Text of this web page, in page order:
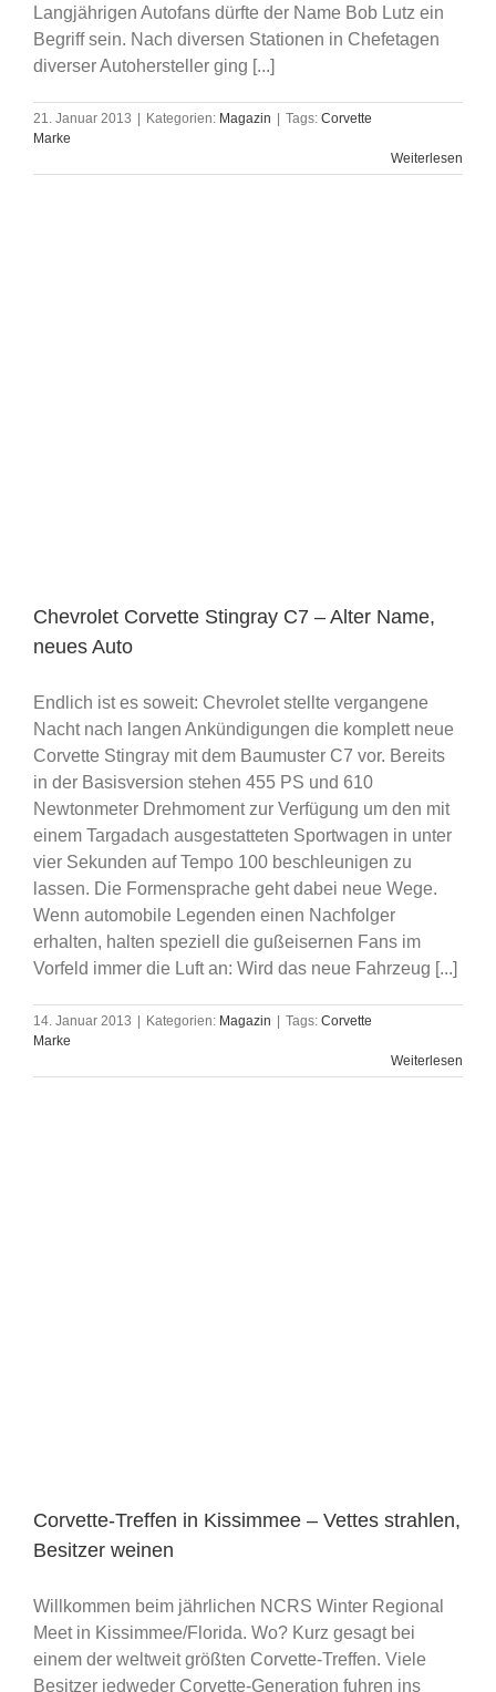
Langjährigen Autofans dürfte der Name Bob Lutz ein
Begriff sein. Nach diversen Stationen in Chefetagen
diverser Autohersteller ging [...]
21. Januar 2013 | Kategorien: Magazin | Tags: Corvette
Marke
Weiterlesen
Chevrolet Corvette Stingray C7 – Alter Name,
neues Auto
Endlich ist es soweit: Chevrolet stellte vergangene
Nacht nach langen Ankündigungen die komplett neue
Corvette Stingray mit dem Baumuster C7 vor. Bereits
in der Basisversion stehen 455 PS und 610
Newtonmeter Drehmoment zur Verfügung um den mit
einem Targadach ausgestatteten Sportwagen in unter
vier Sekunden auf Tempo 100 beschleunigen zu
lassen. Die Formensprache geht dabei neue Wege.
Wenn automobile Legenden einen Nachfolger
erhalten, halten speziell die gußeisernen Fans im
Vorfeld immer die Luft an: Wird das neue Fahrzeug [...]
14. Januar 2013 Kategorien: Magazin Tags: Corvette
Marke
Weiterlesen
Corvette-Treffen in Kissimmee – Vettes strahlen,
Besitzer weinen
Willkommen beim jährlichen NCRS Winter Regional
Meet in Kissimmee/Florida. Wo? Kurz gesagt bei
einem der weltweit größten Corvette-Treffen. Viele
Besitzer jedweder Corvette-Generation fuhren ins